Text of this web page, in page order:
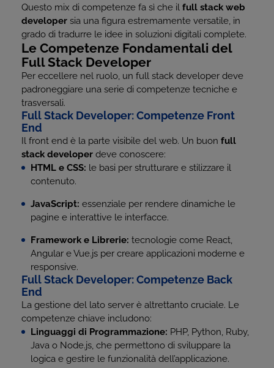
Questo mix di competenze fa sì che il full stack web
developer sia una figura estremamente versatile, in
grado di tradurre le idee in soluzioni digitali complete.
Le Competenze Fondamentali del
Full Stack Developer
Per eccellere nel ruolo, un full stack developer deve
padroneggiare una serie di competenze tecniche e
trasversali.
Full Stack Developer: Competenze Front
End
Il front end è la parte visibile del web. Un buon full
stack developer deve conoscere:
HTML e CSS: le basi per strutturare e stilizzare il
contenuto.
JavaScript: essenziale per rendere dinamiche le
pagine e interattive le interfacce.
Framework e Librerie: tecnologie come React,
Angular e Vue.js per creare applicazioni moderne e
responsive.
Full Stack Developer: Competenze Back
End
La gestione del lato server è altrettanto cruciale. Le
competenze chiave includono:
Linguaggi di Programmazione: PHP, Python, Ruby,
Java o Node.js, che permettono di sviluppare la
logica e gestire le funzionalità dell’applicazione.